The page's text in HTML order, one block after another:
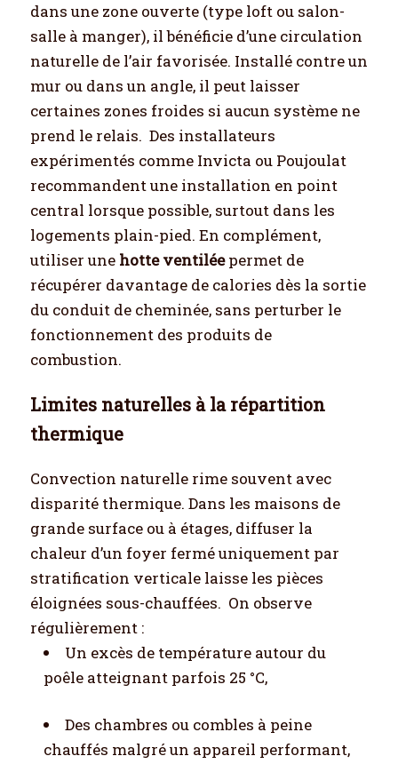
dans une zone ouverte (type loft ou salon-
salle à manger), il bénéficie d’une circulation
naturelle de l’air favorisée. Installé contre un
mur ou dans un angle, il peut laisser
certaines zones froides si aucun système ne
prend le relais. Des installateurs
expérimentés comme Invicta ou Poujoulat
recommandent une installation en point
central lorsque possible, surtout dans les
logements plain-pied. En complément,
utiliser une hotte ventiléepermet de
récupérer davantage de calories dès la sortie
du conduit de cheminée, sans perturber le
fonctionnement des produits de
combustion.
Limites naturelles à la répartition
thermique
Convection naturelle rime souvent avec
disparité thermique. Dans les maisons de
grande surface ou à étages, diffuser la
chaleur d’un foyer fermé uniquement par
stratification verticale laisse les pièces
éloignées sous-chauffées. On observe
régulièrement :
Un excès de température autour du
poêle atteignant parfois 25 °C,
Des chambres ou combles à peine
chauffés malgré un appareil performant,